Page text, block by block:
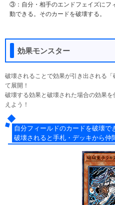
③：自分・相手のエンドフェイズにフ
動できる。そのカードを破壊する。
効果モンスター
破壊されることで効果が引き出される
て展開！
破壊する効果と破壊された場合の効果
えよう！
自分フィールドのカードを破壊で
破壊されると手札・デッキから仲